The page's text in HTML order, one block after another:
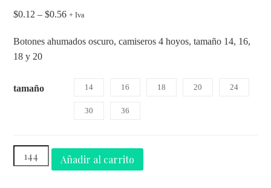
$0.12 – $0.56 + Iva
Botones ahumados oscuro, camiseros 4 hoyos, tamaño 14, 16,
18 y 20
tamaño 14 16 18 20 24
30 36
Añadir al carrito